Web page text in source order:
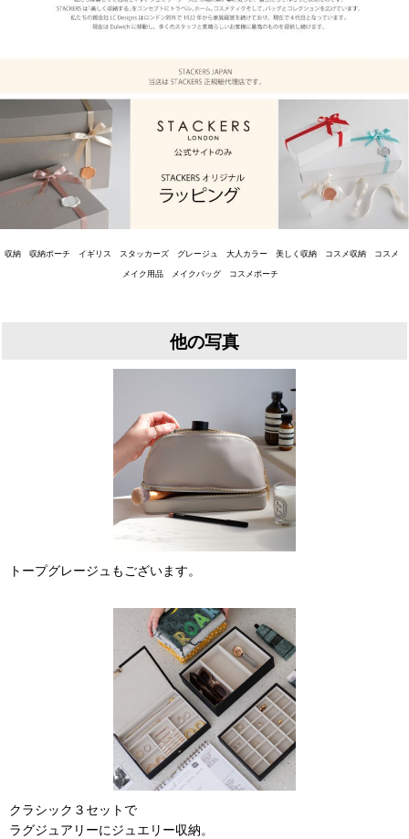
収納 収納ポーチ イギリス スタッカーズ グレージュ 大人カラー 美しく収納 コスメ収納 コスメ
メイク用品 メイクバッグ コスメポーチ
他の写真
トープグレージュもございます。
クラシック３セットで
ラグジュアリーにジュエリー収納。